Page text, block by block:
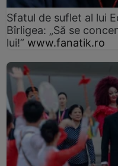
Sfatul de suflet al lui
Bîrligea: „Să se
lui!” www.fanatik.ro